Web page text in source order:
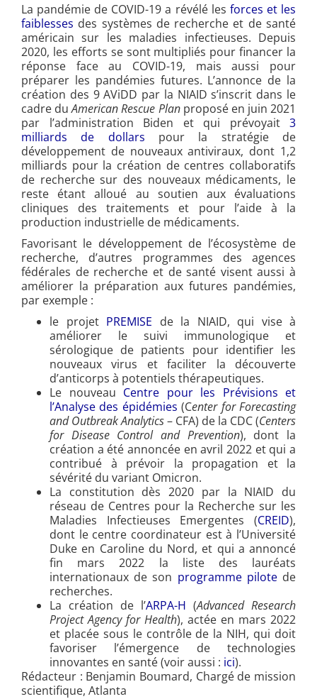
La pandémie de COVID-19 a révélé les forces et les
faiblesses des systèmes de recherche et de santé
américain sur les maladies infectieuses. Depuis
2020, les efforts se sont multipliés pour financer la
réponse face au COVID-19, mais aussi pour
préparer les pandémies futures. L’annonce de la
création des 9 AViDD par la NIAID s’inscrit dans le
cadre duAmerican Rescue Plan proposé en juin 2021
par l’administration Biden et qui prévoyait 3
milliards de dollars pour la stratégie de
développement de nouveaux antiviraux, dont 1,2
milliards pour la création de centres collaboratifs
de recherche sur des nouveaux médicaments, le
reste étant alloué au soutien aux évaluations
cliniques des traitements et pour l’aide à la
production industrielle de médicaments.
Favorisant le développement de l’écosystème de
recherche, d’autres programmes des agences
fédérales de recherche et de santé visent aussi à
améliorer la préparation aux futures pandémies,
par exemple :
le projet PREMISE de la NIAID, qui vise à
améliorer le suivi immunologique et
sérologique de patients pour identifier les
nouveaux virus et faciliter la découverte
d’anticorps à potentiels thérapeutiques.
Le nouveau Centre pour les Prévisions et
l’Analyse des épidémies (Center for Forecasting
and Outbreak Analytics– CFA) de la CDC (Centers
for Disease Control and Prevention), dont la
création a été annoncée en avril 2022 et qui a
contribué à prévoir la propagation et la
sévérité du variant Omicron.
La constitution dès 2020 par la NIAID du
réseau de Centres pour la Recherche sur les
Maladies Infectieuses Emergentes (CREID),
dont le centre coordinateur est à l’Université
Duke en Caroline du Nord, et qui a annoncé
fin mars 2022 la liste des lauréats
internationaux de son programme pilotede
recherches.
La création de l’ARPA-H (Advanced Research
Project Agency for Health), actée en mars 2022
et placée sous le contrôle de la NIH, qui doit
favoriser l’émergence de technologies
innovantes en santé (voir aussi : ici).
Rédacteur : Benjamin Boumard, Chargé de mission
scientifique, Atlanta